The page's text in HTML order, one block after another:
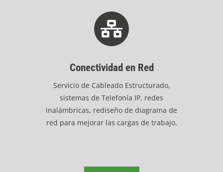
Conectividad en Red
Servicio de Cableado Estructurado,
sistemas de Telefonía IP, redes
inalámbricas, rediseño de diagrama de
red para mejorar las cargas de trabajo.